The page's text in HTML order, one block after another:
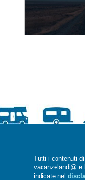
Tutti i contenuti
vacanzelandi@ e
indicate nel